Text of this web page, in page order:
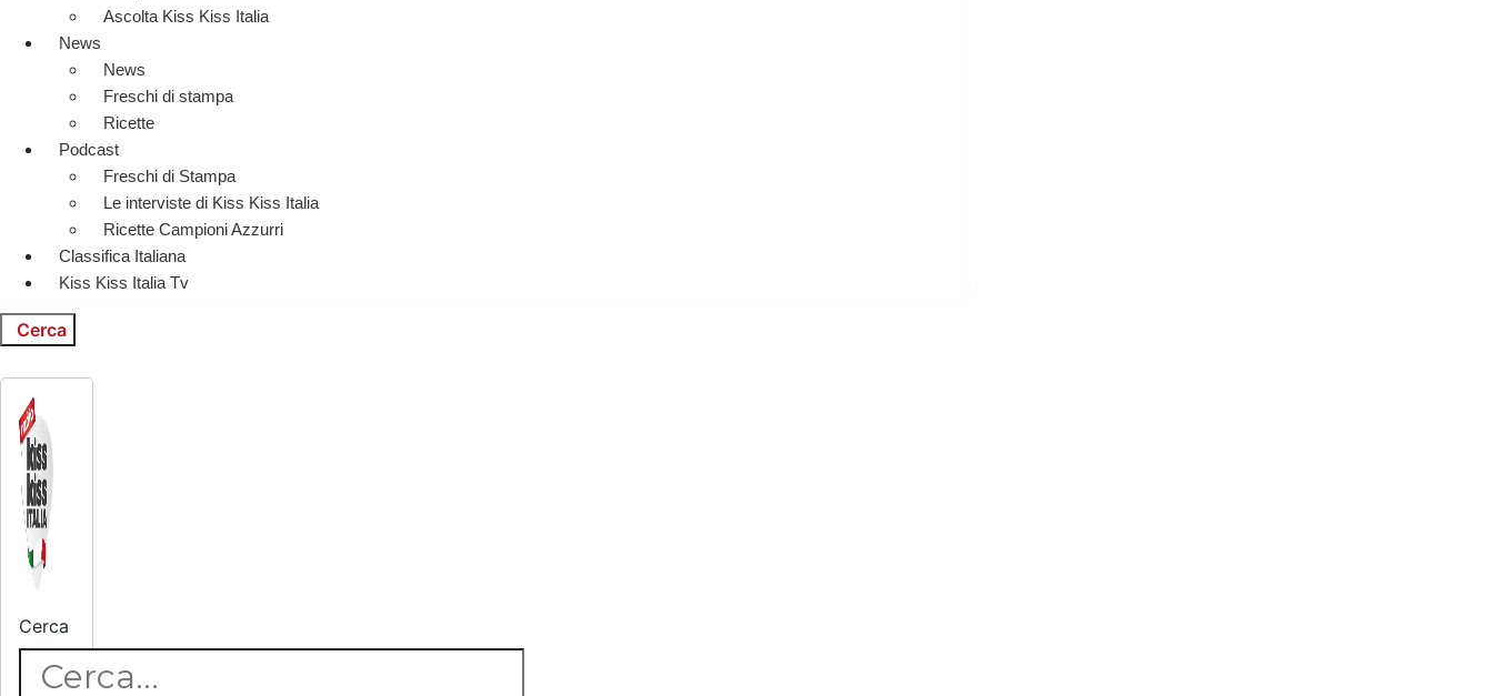
Ascolta Kiss Kiss Italia
News
News
Freschi di stampa
Ricette
Podcast
Freschi di Stampa
Le interviste di Kiss Kiss Italia
Ricette Campioni Azzurri
Classifica Italiana
Kiss Kiss Italia Tv
Cerca
Cerca